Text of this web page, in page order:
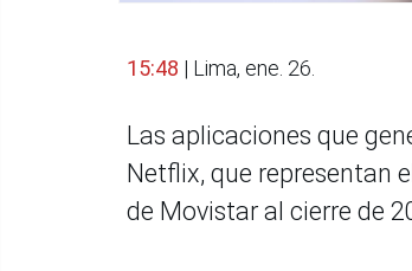
15:48 | Lima, ene. 26.
Las aplicaciones que
Netflix, que representan
de Movistar al cierre de